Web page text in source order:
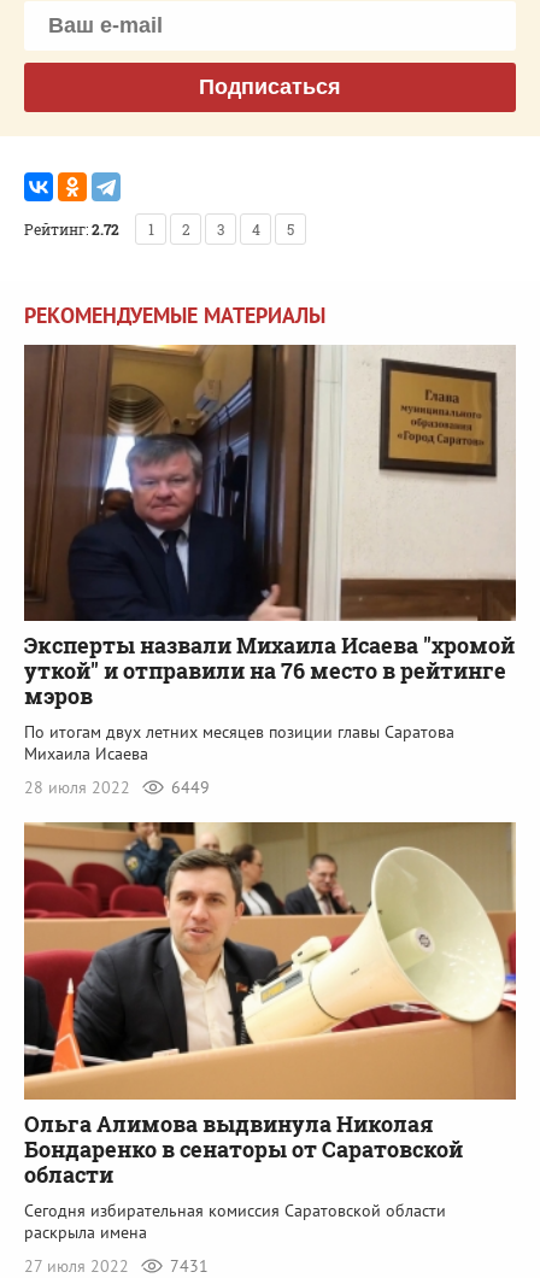
Подписаться
Рейтинг:2.72 1 2 3 4 5
РЕКОМЕНДУЕМЫЕ МАТЕРИАЛЫ
Эксперты назвали Михаила Исаева "хромой
уткой" и отправили на 76 место в рейтинге
мэров
По итогам двух летних месяцев позиции главы Саратова
Михаила Исаева
28 июля 2022
6449
Ольга Алимова выдвинула Николая
Бондаренко в сенаторы от Саратовской
области
Сегодня избирательная комиссия Саратовской области
раскрыла имена
27 июля 2022
7431